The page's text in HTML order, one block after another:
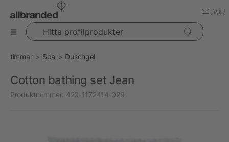
Hitta profilprodukter
timmar Spa Duschgel
Cotton bathing set Jean
Produktnummer: 420-1172414-029